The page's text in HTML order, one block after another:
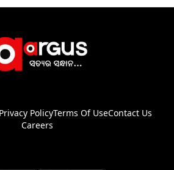
PolicyTerms Of UseContact Us
Careers